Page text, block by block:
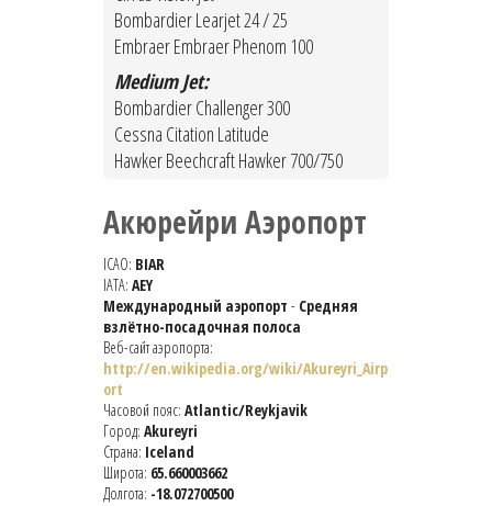
Bombardier Learjet 24 / 25
Embraer Embraer Phenom 100
Medium Jet:
Bombardier Challenger 300
Cessna Citation Latitude
Hawker Beechcraft Hawker 700/750
Акюрейри Аэропорт
ICAO: BIAR
IATA: AEY
Международный аэропорт - Средняя
взлётно-посадочная полоса
Веб-сайт аэропорта:
http://en.wikipedia.org/wiki/Akureyri_Airp
ort
Часовой пояс: Atlantic/Reykjavik
Город: Akureyri
Страна: Iceland
Широта: 65.660003662
Долгота: -18.072700500